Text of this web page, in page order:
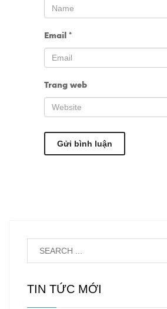
Email *
Trang web
TIN TỨC MỚI